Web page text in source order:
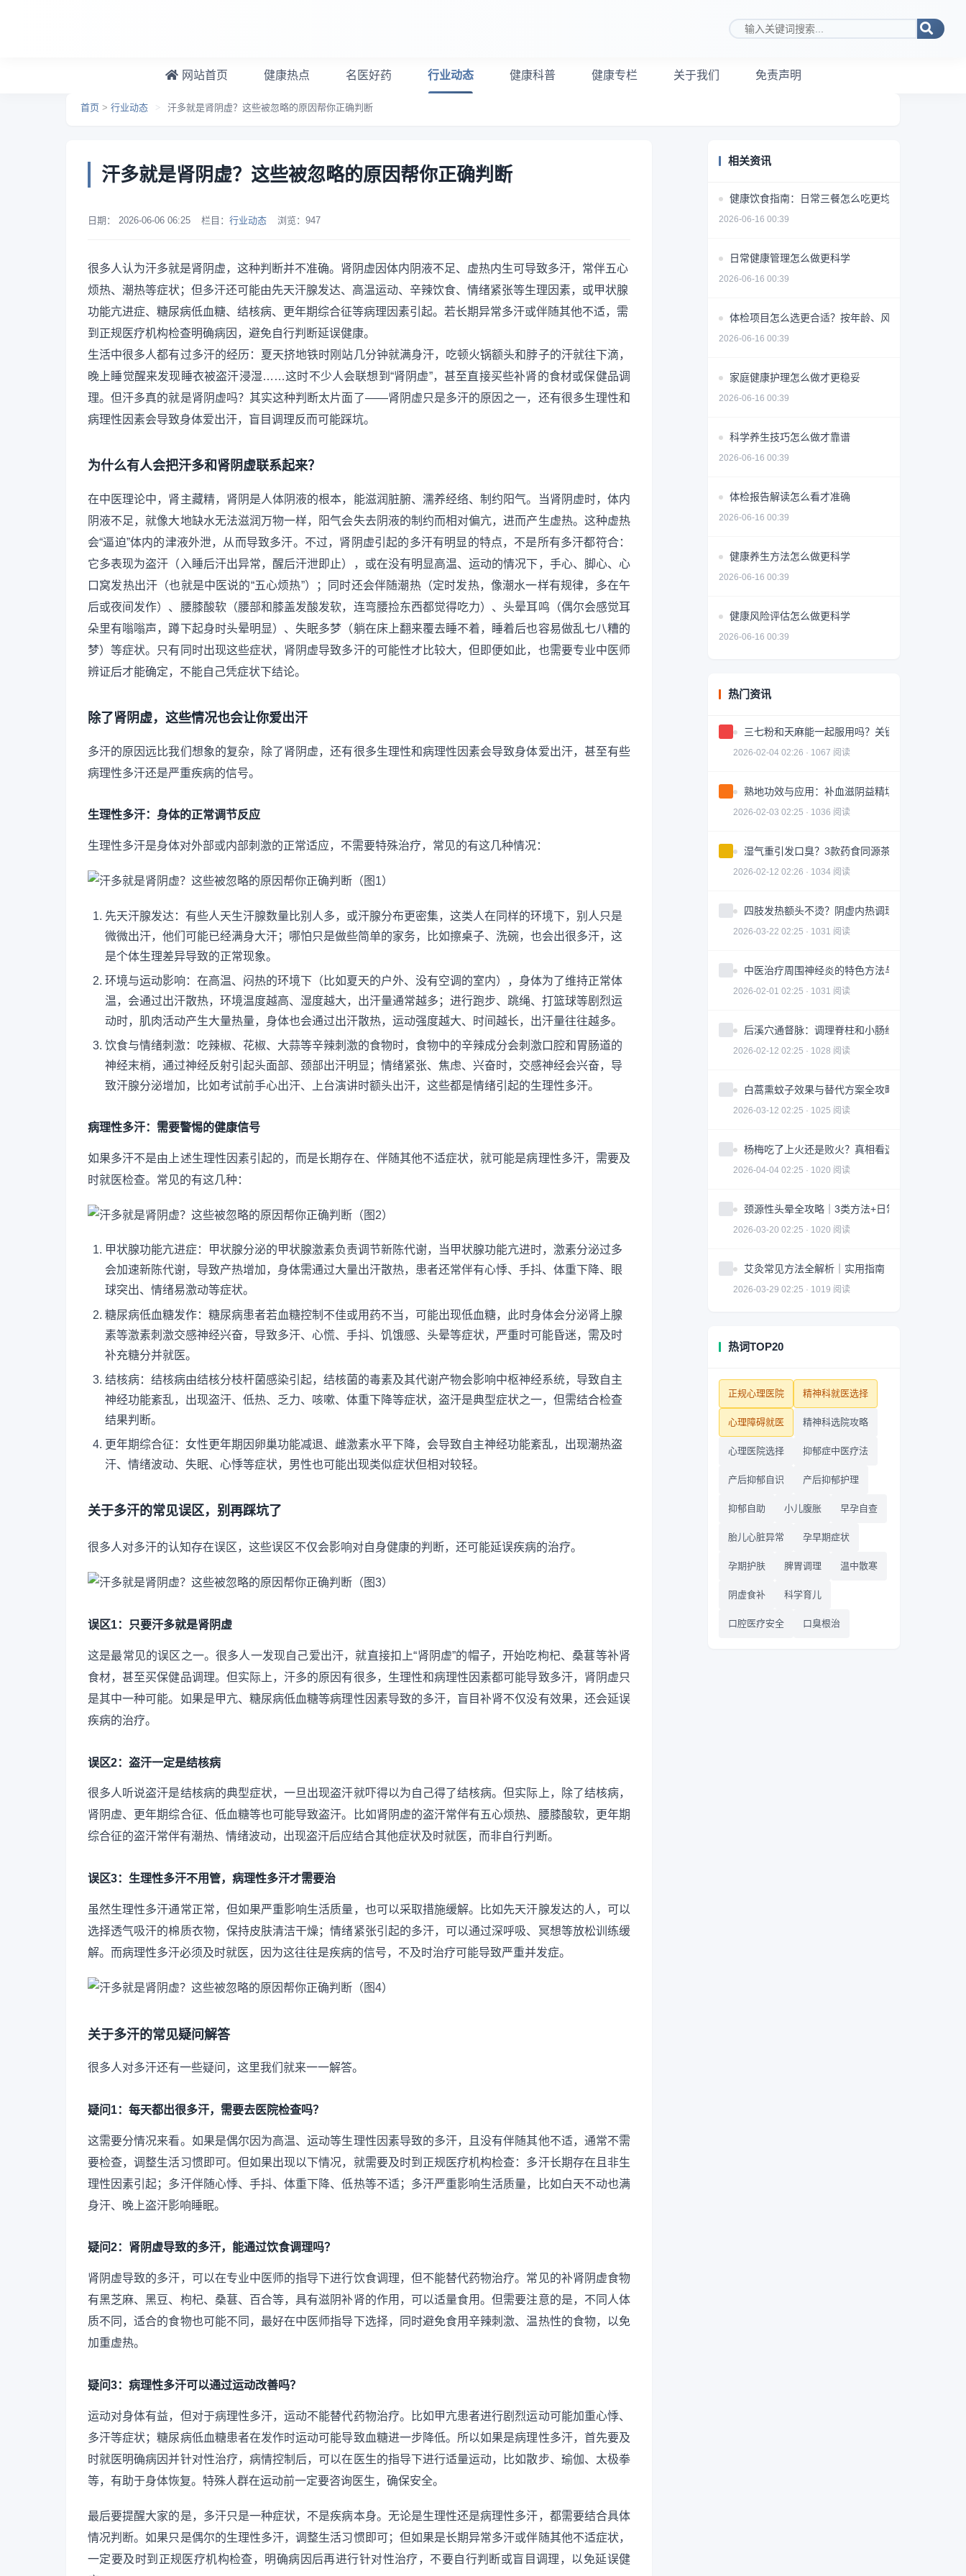
搜索关键词
网站首页 健康热点 名医好药 行业动态 健康科普 健康专栏 关于我们 免责声明
首页 > 行业动态 > 汗多就是肾阴虚？这些被忽略的原因帮你正确判断
汗多就是肾阴虚？这些被忽略的原因帮你正确判断
日期： 2026-06-06 06:25 栏目： 行业动态 浏览： 947
很多人认为汗多就是肾阴虚，这种判断并不准确。肾阴虚因体内阴液不足、虚热内生可导致多汗，常伴五心
烦热、潮热等症状；但多汗还可能由先天汗腺发达、高温运动、辛辣饮食、情绪紧张等生理因素，或甲状腺
功能亢进症、糖尿病低血糖、结核病、更年期综合征等病理因素引起。若长期异常多汗或伴随其他不适，需
到正规医疗机构检查明确病因，避免自行判断延误健康。
生活中很多人都有过多汗的经历：夏天挤地铁时刚站几分钟就满身汗，吃顿火锅额头和脖子的汗就往下滴，
晚上睡觉醒来发现睡衣被盗汗浸湿……这时不少人会联想到“肾阴虚”，甚至直接买些补肾的食材或保健品调
理。但汗多真的就是肾阴虚吗？其实这种判断太片面了——肾阴虚只是多汗的原因之一，还有很多生理性和
病理性因素会导致身体爱出汗，盲目调理反而可能踩坑。
为什么有人会把汗多和肾阴虚联系起来？
在中医理论中，肾主藏精，肾阴是人体阴液的根本，能滋润脏腑、濡养经络、制约阳气。当肾阴虚时，体内
阴液不足，就像大地缺水无法滋润万物一样，阳气会失去阴液的制约而相对偏亢，进而产生虚热。这种虚热
会“逼迫”体内的津液外泄，从而导致多汗。不过，肾阴虚引起的多汗有明显的特点，不是所有多汗都符合：
它多表现为盗汗（入睡后汗出异常，醒后汗泄即止），或在没有明显高温、运动的情况下，手心、脚心、心
口窝发热出汗（也就是中医说的“五心烦热”）；同时还会伴随潮热（定时发热，像潮水一样有规律，多在午
后或夜间发作）、腰膝酸软（腰部和膝盖发酸发软，连弯腰捡东西都觉得吃力）、头晕耳鸣（偶尔会感觉耳
朵里有嗡嗡声，蹲下起身时头晕明显）、失眠多梦（躺在床上翻来覆去睡不着，睡着后也容易做乱七八糟的
梦）等症状。只有同时出现这些症状，肾阴虚导致多汗的可能性才比较大，但即便如此，也需要专业中医师
辨证后才能确定，不能自己凭症状下结论。
除了肾阴虚，这些情况也会让你爱出汗
多汗的原因远比我们想象的复杂，除了肾阴虚，还有很多生理性和病理性因素会导致身体爱出汗，甚至有些
病理性多汗还是严重疾病的信号。
生理性多汗：身体的正常调节反应
生理性多汗是身体对外部或内部刺激的正常适应，不需要特殊治疗，常见的有这几种情况：
先天汗腺发达：有些人天生汗腺数量比别人多，或汗腺分布更密集，这类人在同样的环境下，别人只是
微微出汗，他们可能已经满身大汗；哪怕只是做些简单的家务，比如擦桌子、洗碗，也会出很多汗，这
是个体生理差异导致的正常现象。
环境与运动影响：在高温、闷热的环境下（比如夏天的户外、没有空调的室内），身体为了维持正常体
温，会通过出汗散热，环境温度越高、湿度越大，出汗量通常越多；进行跑步、跳绳、打篮球等剧烈运
动时，肌肉活动产生大量热量，身体也会通过出汗散热，运动强度越大、时间越长，出汗量往往越多。
饮食与情绪刺激：吃辣椒、花椒、大蒜等辛辣刺激的食物时，食物中的辛辣成分会刺激口腔和胃肠道的
神经末梢，通过神经反射引起头面部、颈部出汗明显；情绪紧张、焦虑、兴奋时，交感神经会兴奋，导
致汗腺分泌增加，比如考试前手心出汗、上台演讲时额头出汗，这些都是情绪引起的生理性多汗。
病理性多汗：需要警惕的健康信号
如果多汗不是由上述生理性因素引起的，而是长期存在、伴随其他不适症状，就可能是病理性多汗，需要及
时就医检查。常见的有这几种：
甲状腺功能亢进症：甲状腺分泌的甲状腺激素负责调节新陈代谢，当甲状腺功能亢进时，激素分泌过多
会加速新陈代谢，导致产热增加，身体需通过大量出汗散热，患者还常伴有心悸、手抖、体重下降、眼
球突出、情绪易激动等症状。
糖尿病低血糖发作：糖尿病患者若血糖控制不佳或用药不当，可能出现低血糖，此时身体会分泌肾上腺
素等激素刺激交感神经兴奋，导致多汗、心慌、手抖、饥饿感、头晕等症状，严重时可能昏迷，需及时
补充糖分并就医。
结核病：结核病由结核分枝杆菌感染引起，结核菌的毒素及其代谢产物会影响中枢神经系统，导致自主
神经功能紊乱，出现盗汗、低热、乏力、咳嗽、体重下降等症状，盗汗是典型症状之一，但需结合检查
结果判断。
更年期综合征：女性更年期因卵巢功能减退、雌激素水平下降，会导致自主神经功能紊乱，出现潮热盗
汗、情绪波动、失眠、心悸等症状，男性也可能出现类似症状但相对较轻。
关于多汗的常见误区，别再踩坑了
很多人对多汗的认知存在误区，这些误区不仅会影响对自身健康的判断，还可能延误疾病的治疗。
误区1：只要汗多就是肾阴虚
这是最常见的误区之一。很多人一发现自己爱出汗，就直接扣上“肾阴虚”的帽子，开始吃枸杞、桑葚等补肾
食材，甚至买保健品调理。但实际上，汗多的原因有很多，生理性和病理性因素都可能导致多汗，肾阴虚只
是其中一种可能。如果是甲亢、糖尿病低血糖等病理性因素导致的多汗，盲目补肾不仅没有效果，还会延误
疾病的治疗。
误区2：盗汗一定是结核病
很多人听说盗汗是结核病的典型症状，一旦出现盗汗就吓得以为自己得了结核病。但实际上，除了结核病，
肾阴虚、更年期综合征、低血糖等也可能导致盗汗。比如肾阴虚的盗汗常伴有五心烦热、腰膝酸软，更年期
综合征的盗汗常伴有潮热、情绪波动，出现盗汗后应结合其他症状及时就医，而非自行判断。
误区3：生理性多汗不用管，病理性多汗才需要治
虽然生理性多汗通常正常，但如果严重影响生活质量，也可以采取措施缓解。比如先天汗腺发达的人，可以
选择透气吸汗的棉质衣物，保持皮肤清洁干燥；情绪紧张引起的多汗，可以通过深呼吸、冥想等放松训练缓
解。而病理性多汗必须及时就医，因为这往往是疾病的信号，不及时治疗可能导致严重并发症。
关于多汗的常见疑问解答
很多人对多汗还有一些疑问，这里我们就来一一解答。
疑问1：每天都出很多汗，需要去医院检查吗？
这需要分情况来看。如果是偶尔因为高温、运动等生理性因素导致的多汗，且没有伴随其他不适，通常不需
要检查，调整生活习惯即可。但如果出现以下情况，就需要及时到正规医疗机构检查：多汗长期存在且非生
理性因素引起；多汗伴随心悸、手抖、体重下降、低热等不适；多汗严重影响生活质量，比如白天不动也满
身汗、晚上盗汗影响睡眠。
疑问2：肾阴虚导致的多汗，能通过饮食调理吗？
肾阴虚导致的多汗，可以在专业中医师的指导下进行饮食调理，但不能替代药物治疗。常见的补肾阴虚食物
有黑芝麻、黑豆、枸杞、桑葚、百合等，具有滋阴补肾的作用，可以适量食用。但需要注意的是，不同人体
质不同，适合的食物也可能不同，最好在中医师指导下选择，同时避免食用辛辣刺激、温热性的食物，以免
加重虚热。
疑问3：病理性多汗可以通过运动改善吗？
运动对身体有益，但对于病理性多汗，运动不能替代药物治疗。比如甲亢患者进行剧烈运动可能加重心悸、
多汗等症状；糖尿病低血糖患者在发作时运动可能导致血糖进一步降低。所以如果是病理性多汗，首先要及
时就医明确病因并针对性治疗，病情控制后，可以在医生的指导下进行适量运动，比如散步、瑜伽、太极拳
等，有助于身体恢复。特殊人群在运动前一定要咨询医生，确保安全。
最后要提醒大家的是，多汗只是一种症状，不是疾病本身。无论是生理性还是病理性多汗，都需要结合具体
情况判断。如果只是偶尔的生理性多汗，调整生活习惯即可；但如果是长期异常多汗或伴随其他不适症状，
一定要及时到正规医疗机构检查，明确病因后再进行针对性治疗，不要自行判断或盲目调理，以免延误健
相关资讯
健康饮食指南：日常三餐怎么吃更均衡
2026-06-16 00:39
日常健康管理怎么做更科学
2026-06-16 00:39
体检项目怎么选更合适？按年龄、风险和需求做判断
2026-06-16 00:39
家庭健康护理怎么做才更稳妥
2026-06-16 00:39
科学养生技巧怎么做才靠谱
2026-06-16 00:39
体检报告解读怎么看才准确
2026-06-16 00:39
健康养生方法怎么做更科学
2026-06-16 00:39
健康风险评估怎么做更科学
2026-06-16 00:39
热门资讯
三七粉和天麻能一起服用吗？关键问题解答
2026-02-04 02:26 · 1067 阅读
熟地功效与应用：补血滋阴益精填髓的中药详解
2026-02-03 02:25 · 1036 阅读
湿气重引发口臭？3款药食同源茶饮助你调理
2026-02-12 02:26 · 1034 阅读
四肢发热额头不烫？阴虚内热调理全攻略
2026-03-22 02:25 · 1031 阅读
中医治疗周围神经炎的特色方法与注意事项
2026-02-01 02:25 · 1031 阅读
后溪穴通督脉：调理脊柱和小肠经问题
2026-02-12 02:25 · 1028 阅读
白蒿熏蚊子效果与替代方案全攻略｜科学防蚊指南
2026-03-12 02:25 · 1025 阅读
杨梅吃了上火还是败火？真相看这3点｜食用指南
2026-04-04 02:25 · 1020 阅读
颈源性头晕全攻略｜3类方法+日常调整科学缓解
2026-03-20 02:25 · 1020 阅读
艾灸常见方法全解析｜实用指南
2026-03-29 02:25 · 1019 阅读
热词TOP20
正规心理医院 精神科就医选择
心理障碍就医 精神科选院攻略
心理医院选择 抑郁症中医疗法
产后抑郁自识 产后抑郁护理
抑郁自助 小儿腹胀 早孕自查
胎儿心脏异常 孕早期症状
孕期护肤 脾胃调理 温中散寒
阴虚食补 科学育儿
口腔医疗安全 口臭根治